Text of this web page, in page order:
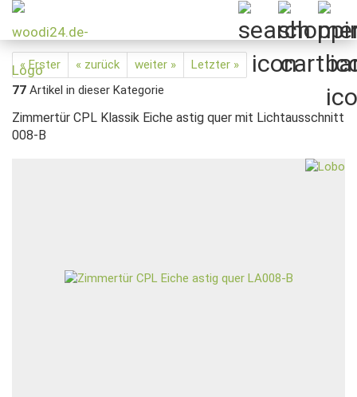
« Erster « zurück weiter »
Letzter »
77 Artikel in dieser Kategorie
Zimmertür CPL Klassik Eiche astig quer mit Lichtausschnitt
008-B